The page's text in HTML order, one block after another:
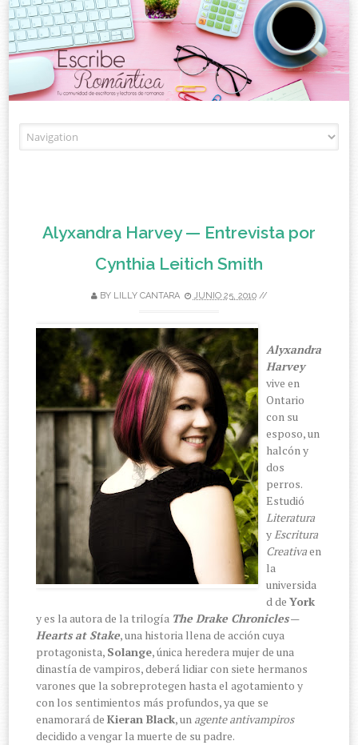
Alyxandra Harvey — Entrevista por
Cynthia Leitich Smith
BY LILLY CANTARA JUNIO 25, 2010//
Alyxandra
Harvey
vive en
Ontario
con su
esposo, un
halcón y
dos
perros.
Estudió
Literatura
yEscritura
Creativaen
la
universida
d deYork
y es la autora de la trilogía The Drake Chronicles—
Hearts at Stake, una historia llena de acción cuya
protagonista, Solange, única heredera mujer de una
dinastía de vampiros, deberá lidiar con siete hermanos
varones que la sobreprotegen hasta el agotamiento y
con los sentimientos más profundos, ya que se
enamorará deKieran Black, un agente antivampiros
decidido a vengar la muerte de su padre.